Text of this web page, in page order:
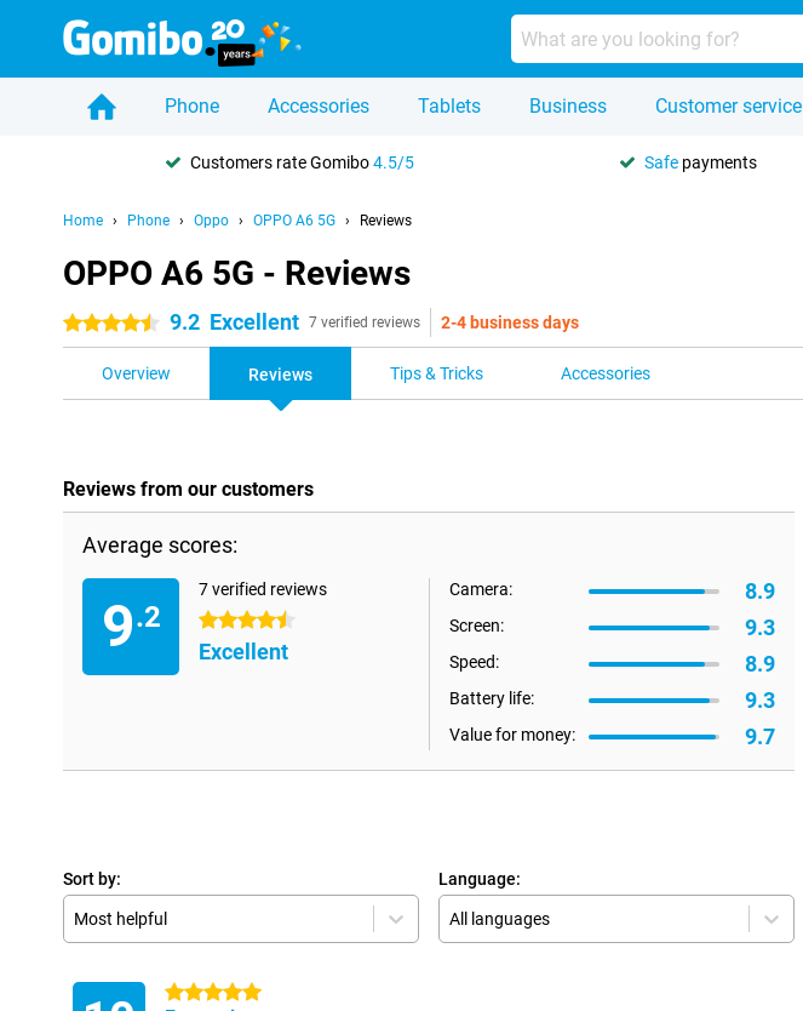
Phone Accessories Tablets Business Customer service
Customers rate Gomibo4.5/5 Safe payments
Home Phone Oppo OPPO A6 5G Reviews
OPPO A6 5G - Reviews
4.5 stars 9.2 Excellent 7 verified reviews 2-4 business days
Overview Reviews Tips & Tricks Accessories
Reviews from our customers
Average scores:
9.2
7 verified reviews
4.5 stars
Excellent
Camera: 8.9
Screen: 9.3
Speed: 8.9
Battery life: 9.3
Value for money: 9.7
Sort by:
Most helpful
Language:
All languages
5 stars